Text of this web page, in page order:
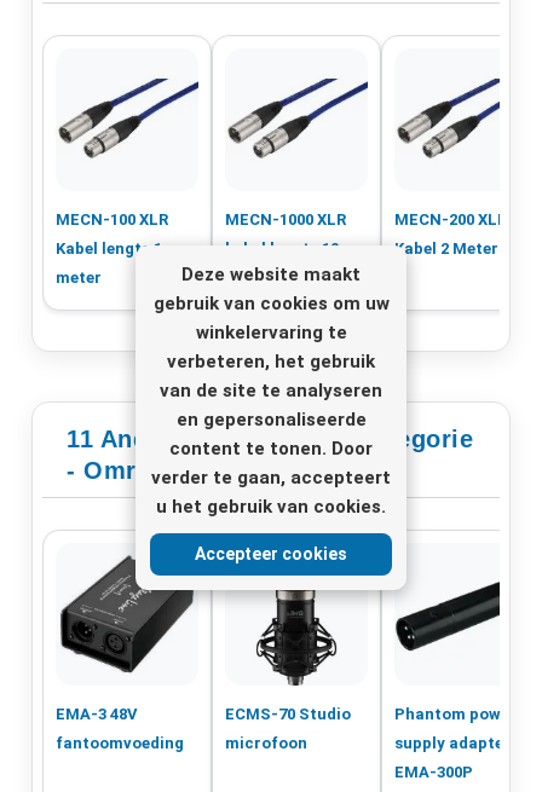
Deze website maakt
gebruik van cookies om uw
winkelervaring te
verbeteren, het gebruik
van de site te analyseren
en gepersonaliseerde
content te tonen. Door
verder te gaan, accepteert
u het gebruik van cookies.
Accepteer cookies
MECN-100 XLR
Kabel lengte 1
meter
MECN-1000 XLR
kabel lengte 10
meter
MECN-200 XLR
Kabel 2 Meter
11 Andere Producten In Categorie
- Omroepmicrofoons
EMA-3 48V
fantoomvoeding
ECMS-70 Studio
microfoon
Phantom power
supply adapter
EMA-300P